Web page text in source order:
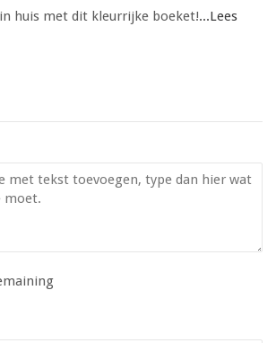
huis met dit kleurrijke boeket!...Lees